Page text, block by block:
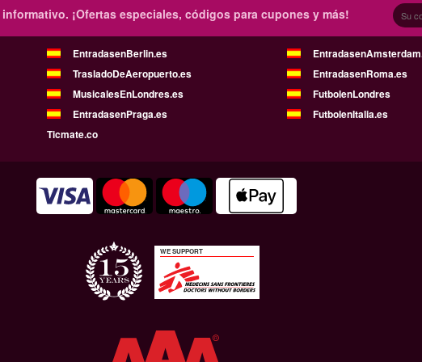
¡Ofertas especiales, códigos para cupones y más!
EntradasenBerlin.es
TrasladoDeAeropuerto.es
EntradasenRoma.es
MusicalesEnLondres.es
FutbolenLondres
EntradasenPraga.es
FutbolenItalia.es
Ticmate.co
WE SUPPORT